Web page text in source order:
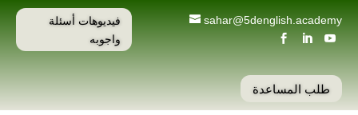
sahar@5denglish.academy
  
فيديوهات أسئلة
واجوبه
طلب المساعدة